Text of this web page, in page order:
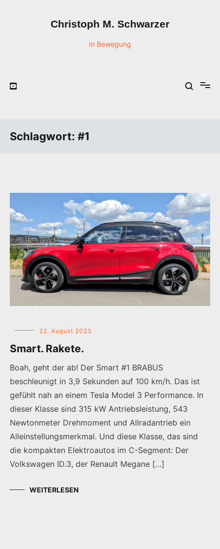
Christoph M. Schwarzer
In Bewegung
Schlagwort: #1
22. August 2023
Smart. Rakete.
Boah, geht der ab! Der Smart #1 BRABUS
beschleunigt in 3,9 Sekunden auf 100 km/h. Das ist
gefühlt nah an einem Tesla Model 3 Performance. In
dieser Klasse sind 315 kW Antriebsleistung, 543
Newtonmeter Drehmoment und Allradantrieb ein
Alleinstellungsmerkmal. Und diese Klasse, das sind
die kompakten Elektroautos im C-Segment: Der
Volkswagen ID.3, der Renault Megane […]
WEITERLESEN